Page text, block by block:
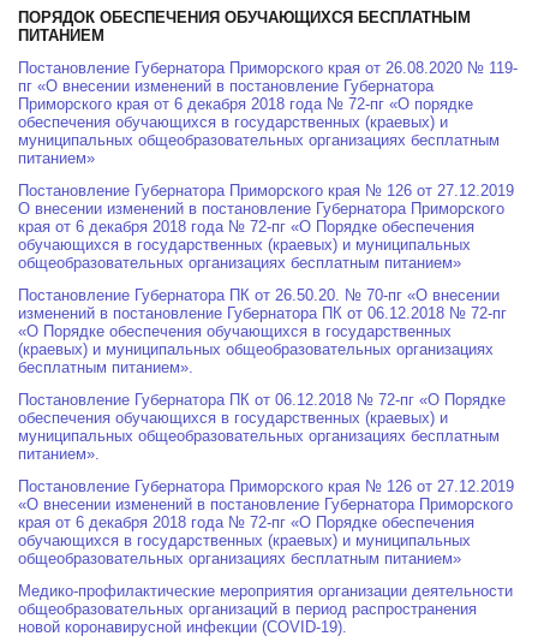
ПОРЯДОК ОБЕСПЕЧЕНИЯ ОБУЧАЮЩИХСЯ БЕСПЛАТНЫМ
ПИТАНИЕМ
Постановление Губернатора Приморского края от 26.08.2020 № 119-
пг «О внесении изменений в постановление Губернатора
Приморского края от 6 декабря 2018 года № 72-пг «О порядке
обеспечения обучающихся в государственных (краевых) и
муниципальных общеобразовательных организациях бесплатным
питанием»
Постановление Губернатора Приморского края № 126 от 27.12.2019
О внесении изменений в постановление Губернатора Приморского
края от 6 декабря 2018 года № 72-пг «О Порядке обеспечения
обучающихся в государственных (краевых) и муниципальных
общеобразовательных организациях бесплатным питанием»
Постановление Губернатора ПК от 26.50.20. № 70-пг «О внесении
изменений в постановление Губернатора ПК от 06.12.2018 № 72-пг
«О Порядке обеспечения обучающихся в государственных
(краевых) и муниципальных общеобразовательных организациях
бесплатным питанием».
Постановление Губернатора ПК от 06.12.2018 № 72-пг «О Порядке
обеспечения обучающихся в государственных (краевых) и
муниципальных общеобразовательных организациях бесплатным
питанием».
Постановление Губернатора Приморского края № 126 от 27.12.2019
«О внесении изменений в постановление Губернатора Приморского
края от 6 декабря 2018 года № 72-пг «О Порядке обеспечения
обучающихся в государственных (краевых) и муниципальных
общеобразовательных организациях бесплатным питанием»
Медико-профилактические мероприятия организации деятельности
общеобразовательных организаций в период распространения
новой коронавирусной инфекции (COVID-19).